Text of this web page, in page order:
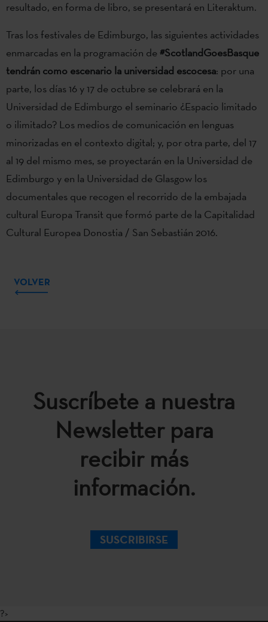
resultado, en forma de libro, se presentará en Literaktum.
Tras los festivales de Edimburgo, las siguientes actividades
enmarcadas en la programación de#ScotlandGoesBasque
tendrán como escenario la universidad escocesa: por una
parte, los días 16 y 17 de octubre se celebrará en la
Universidad de Edimburgo el seminario ¿Espacio limitado
o ilimitado? Los medios de comunicación en lenguas
minorizadas en el contexto digital; y, por otra parte, del 17
al 19 del mismo mes, se proyectarán en la Universidad de
Edimburgo y en la Universidad de Glasgow los
documentales que recogen el recorrido de la embajada
cultural Europa Transit que formó parte de la Capitalidad
Cultural Europea Donostia / San Sebastián 2016.
VOLVER
Suscríbete a nuestra
Newsletter para
recibir más
información.
SUSCRIBIRSE
?>